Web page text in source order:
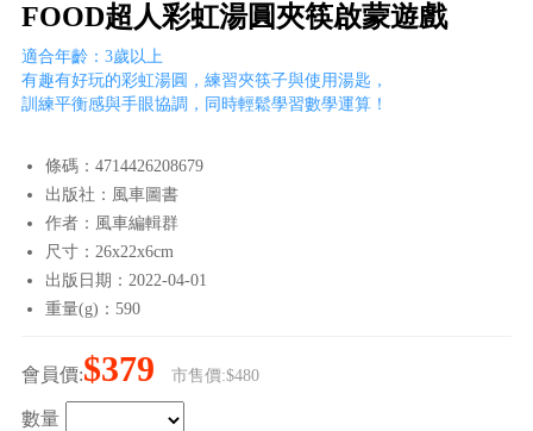
FOOD超人彩虹湯圓夾筷啟蒙遊戲
適合年齡：3歲以上
有趣有好玩的彩虹湯圓，練習夾筷子與使用湯匙，
訓練平衡感與手眼協調，同時輕鬆學習數學運算！
條碼：4714426208679
出版社：風車圖書
作者：風車編輯群
尺寸：26x22x6cm
出版日期：2022-04-01
重量(g)：590
會員價:$379 市售價:$480
數量